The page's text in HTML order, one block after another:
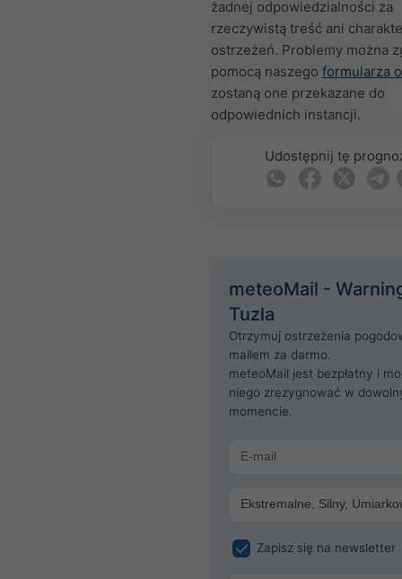
żadnej odpowiedzialności za
rzeczywistą treść ani
ostrzeżeń. Problemy można
pomocą naszego formularza
zostaną one przekazane do
odpowiednich instancji.
Udostępnij tę
meteoMail -
Tuzla
Otrzymuj ostrzeżenia
mailem za darmo.
meteoMail jest bezpłatny i
niego zrezygnować w
momencie.
Zapisz się na newsletter